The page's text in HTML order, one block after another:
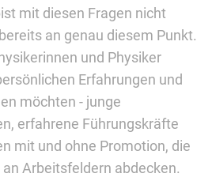
mit diesen Fragen nicht
an genau diesem Punkt.
und Physiker
Erfahrungen und
möchten - junge
erfahrene Führungskräfte
mit und ohne Promotion, die
Arbeitsfeldern abdecken.